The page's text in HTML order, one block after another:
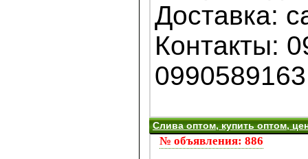
Доставка:
Контакты:
№ объявления: 886
Слива оптом, купить оптом,